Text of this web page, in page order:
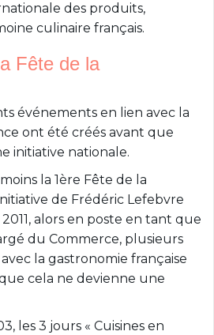
des produits,
culinaire français.
Fête de la
événements en lien avec la
ont été créés avant que
initiative nationale.
la 1ère Fête de la
de Frédéric Lefebvre
alors en poste en tant que
du Commerce, plusieurs
la gastronomie française
cela ne devienne une
les 3 jours « Cuisines en